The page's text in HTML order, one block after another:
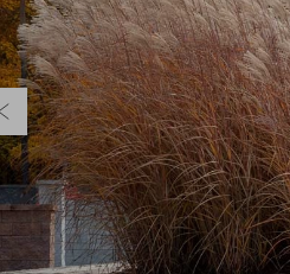
Poprzedni slajd